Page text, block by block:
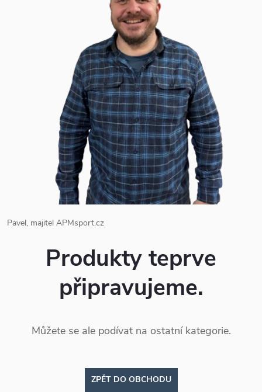
Pavel, majitel APMsport.cz
Produkty teprve
připravujeme.
Můžete se ale podívat na ostatní kategorie.
ZPĚT DO OBCHODU